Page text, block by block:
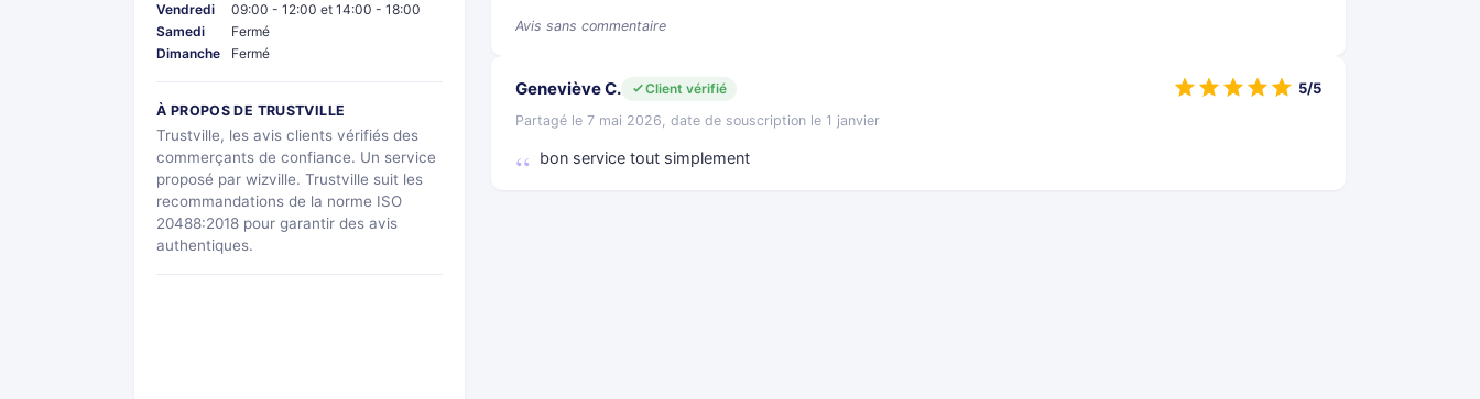
Vendredi
09:00 - 12:00 et 14:00 - 18:00
Samedi
Fermé
Dimanche
Fermé
À PROPOS DE TRUSTVILLE
Trustville, les avis clients vérifiés des
commerçants de confiance. Un service
proposé par wizville. Trustville suit les
recommandations de la norme ISO
20488:2018 pour garantir des avis
authentiques.
Avis sans commentaire
Geneviève C.
Client vérifié
Partagé le 7 mai 2026, date de souscription le 1 janvier
bon service tout simplement
5/5